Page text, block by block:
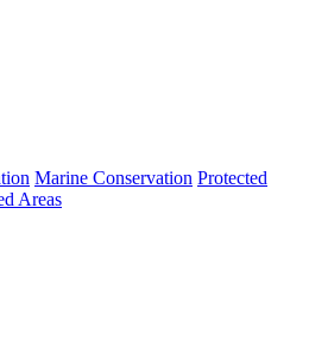
Marine Conservation Protected
Areas